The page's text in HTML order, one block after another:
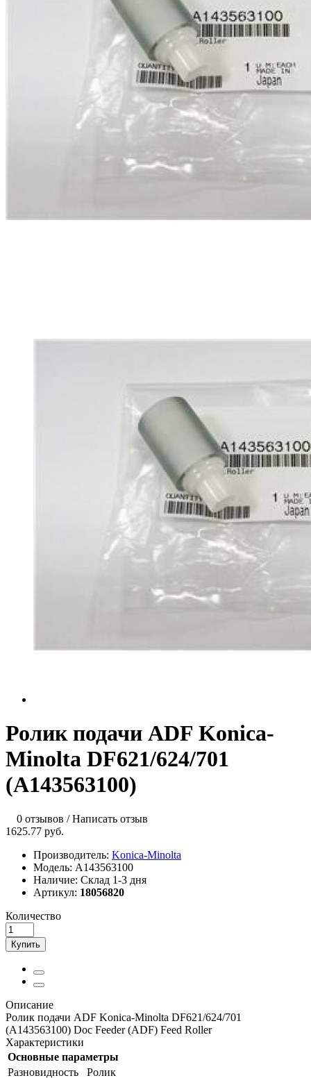
Ролик подачи ADF Konica-
Minolta DF621/624/701
(A143563100)
0 отзывов /Написать отзыв
1625.77 руб.
Производитель: Konica-Minolta
Модель: A143563100
Наличие: Склад 1-3 дня
Артикул: 18056820
Количество
Купить
Описание
Ролик подачи ADF Konica-Minolta DF621/624/701
(A143563100) Doc Feeder (ADF) Feed Roller
Характеристики
Основные параметры
Разновидность
Ролик